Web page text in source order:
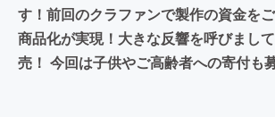
す！前回のクラファンで製作の資金をご
商品化が実現！大きな反響を呼びまし
売！ 今回は子供やご高齢者への寄付も